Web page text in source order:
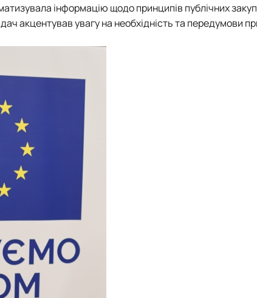
інформацію щодо принципів публічних
акцентував увагу на необхідність та передумови